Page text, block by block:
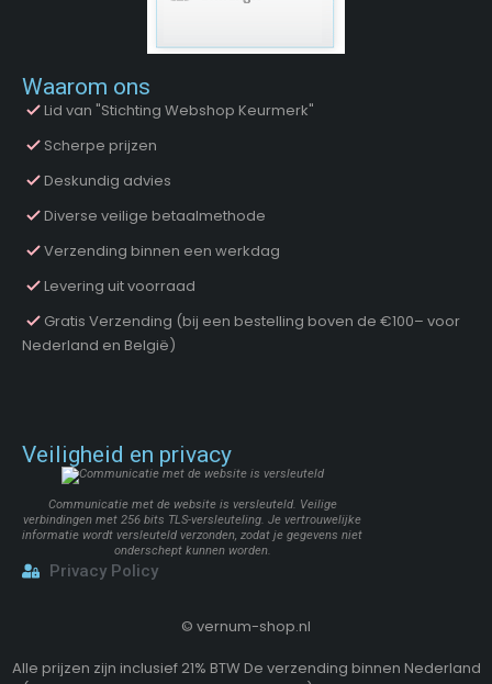
Waarom ons
Lid van "Stichting Webshop Keurmerk"
Scherpe prijzen
Deskundig advies
Diverse veilige betaalmethode
Verzending binnen een werkdag
Levering uit voorraad
Gratis Verzending (bij een bestelling boven de €100– voor
Nederland en België)
Veiligheid en privacy
Communicatie met de website is versleuteld. Veilige
verbindingen met 256 bits TLS-versleuteling. Je vertrouwelijke
informatie wordt versleuteld verzonden, zodat je gegevens niet
onderschept kunnen worden.
Privacy Policy
© vernum-shop.nl
Alle prijzen zijn inclusief 21% BTW De verzending binnen Nederland